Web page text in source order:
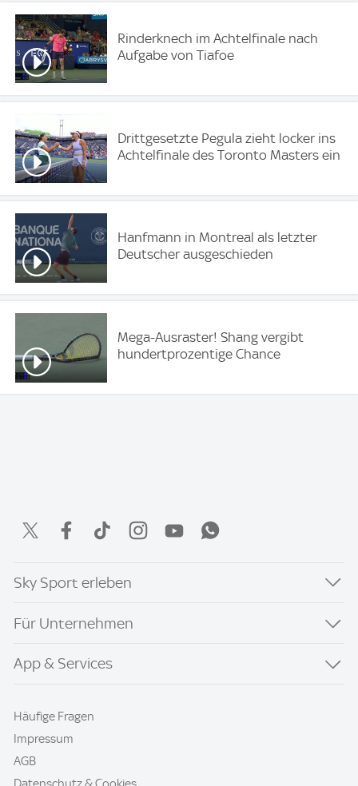
Rinderknech im Achtelfinale nach
Aufgabe von Tiafoe
Drittgesetzte Pegula zieht locker ins
Achtelfinale des Toronto Masters ein
Hanfmann in Montreal als letzter
Deutscher ausgeschieden
Mega-Ausraster! Shang vergibt
hundertprozentige Chance
Sky Sport erleben
Für Unternehmen
App & Services
Häufige Fragen
Impressum
AGB